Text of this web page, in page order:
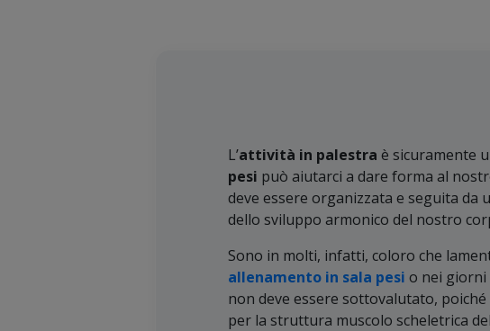
L’attività in palestra è sicuramente
pesi può aiutarci a dare forma al
deve essere organizzata e seguita da
dello sviluppo armonico del nostro
Sono in molti, infatti, coloro che
allenamento in sala pesi o nei giorni
non deve essere sottovalutato,
per la struttura muscolo scheletrica